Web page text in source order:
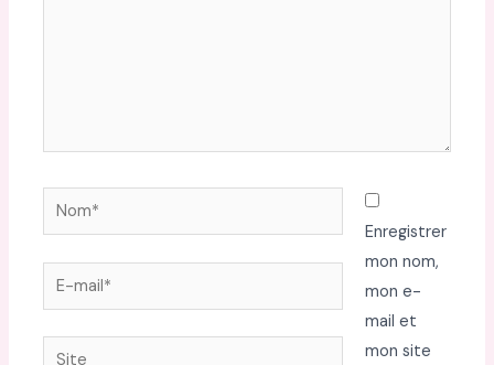
Nom*
E-
mail*
Site
Enregistrer
mon nom,
mon e-
mail et
mon site